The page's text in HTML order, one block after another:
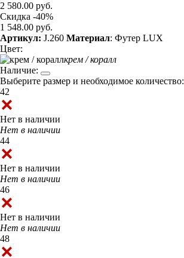
2 580.00 руб.
Скидка -40%
1 548.00 руб.
Артикул: J.260 Материал: Футер LUX
Цвет:
крем / коралл
Наличие:
Выберите размер и необходимое количество:
42
Нет в наличии
Нет в наличии
44
Нет в наличии
Нет в наличии
46
Нет в наличии
Нет в наличии
48